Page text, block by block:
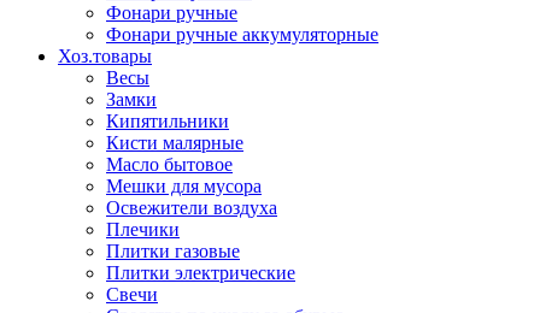
Фонари ручные
Фонари ручные аккумуляторные
Хоз.товары
Весы
Замки
Кипятильники
Кисти малярные
Масло бытовое
Мешки для мусора
Освежители воздуха
Плечики
Плитки газовые
Плитки электрические
Свечи